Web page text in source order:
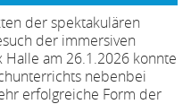
der spektakulären
der immersiven
am 26.1.2026 konnte
nebenbei
erfolgreiche Form der